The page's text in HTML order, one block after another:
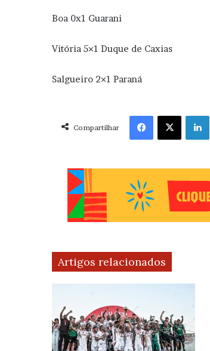
Boa 0x1 Guarani
Vitória 5×1 Duque de Caxias
Salgueiro 2×1 Paraná
Compartilhar
Facebook X
Artigos relacionados